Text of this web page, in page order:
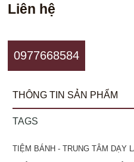
Liên hệ
0977668584
THÔNG TIN SẢN PHẨM
TAGS
TIỆM BÁNH - TRUNG TÂM DẠY